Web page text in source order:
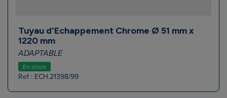
Tuyau d'Echappement Chrome Ø 51 mm x
1220 mm
ADAPTABLE
En stock
Ref : ECH.21398/99